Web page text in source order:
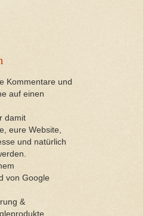
Kommentare und
auf einen
damit
eure Website,
und natürlich
von Google
&